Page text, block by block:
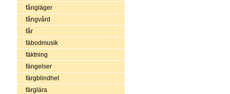
fångläger
fångvård
får
fäbodmusik
fäktning
fängelser
färgblindhet
färglära